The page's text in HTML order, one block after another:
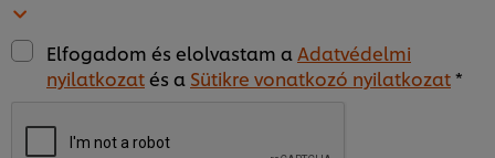
Elfogadom és elolvastam a Adatvédelmi
nyilatkozatés a Sütikre vonatkozó nyilatkozat*